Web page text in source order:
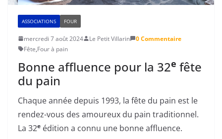
ASSOCIATIONS FOUR
mercredi 7 août 2024 Le Petit Villarin
0 Commentaire
Fête,Four à pain
Bonne affluence pour la 32e fête
du pain
Chaque année depuis 1993, la fête du pain est le
rendez-vous des amoureux du pain traditionnel.
La 32e édition a connu une bonne affluence.